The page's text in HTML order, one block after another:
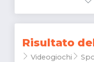
Risultato
Videogiochi